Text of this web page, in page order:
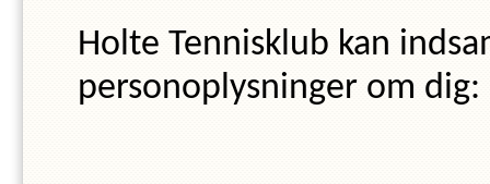
Holte Tennisklub kan
personoplysninger om dig: